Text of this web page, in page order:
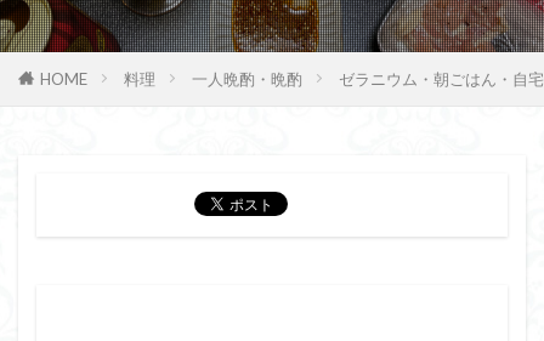
HOME 料理 一人晩酌・晩酌 ゼラニウム・朝ごはん・自